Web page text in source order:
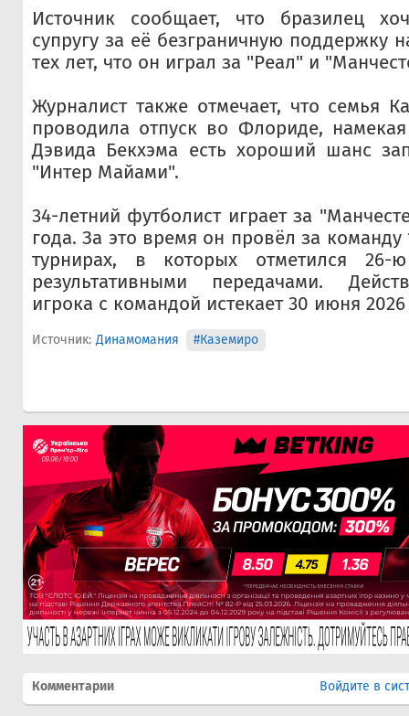
Источник сообщает, что бразилец
супругу за её безграничную поддержку
тех лет, что он играл за "Реал" и
Журналист также отмечает, что семья
проводила отпуск во Флориде,
Дэвида Бекхэма есть хороший шанс
"Интер Майами".
34-летний футболист играет за
года. За это время он провёл за команду
турнирах, в которых отметился
результативными передачами.
игрока с командой истекает 30 июня
Источник: Динамомания #Каземиро
Комментарии Войдите в